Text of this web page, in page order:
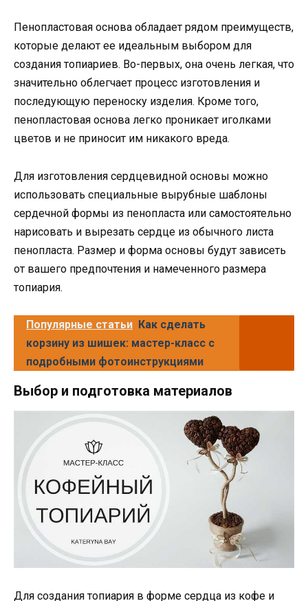
Пенопластовая основа обладает рядом преимуществ,
которые делают ее идеальным выбором для
создания топиариев. Во-первых, она очень легкая, что
значительно облегчает процесс изготовления и
последующую переноску изделия. Кроме того,
пенопластовая основа легко проникает иголками
цветов и не приносит им никакого вреда.
Для изготовления сердцевидной основы можно
использовать специальные вырубные шаблоны
сердечной формы из пенопласта или самостоятельно
нарисовать и вырезать сердце из обычного листа
пенопласта. Размер и форма основы будут зависеть
от вашего предпочтения и намеченного размера
топиария.
Популярные статьи Как сделать
корзину из шишек: мастер-класс с
подробными фотоинструкциями
Выбор и подготовка материалов
Для создания топиария в форме сердца из кофе и